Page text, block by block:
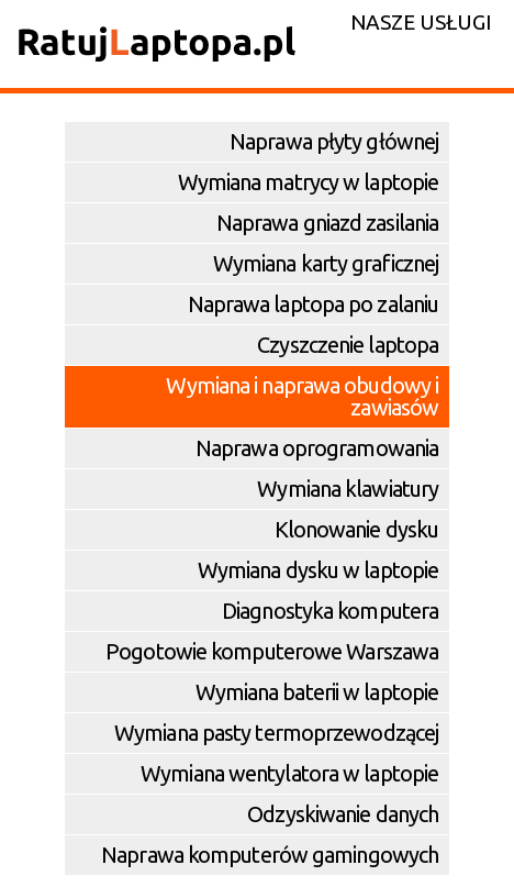
NASZE USŁUGI
Naprawa płyty głównej
Wymiana matrycy w laptopie
Naprawa gniazd zasilania
Wymiana karty graficznej
Naprawa laptopa po zalaniu
Czyszczenie laptopa
Wymiana i naprawa obudowy i
zawiasów
Naprawa oprogramowania
Wymiana klawiatury
Klonowanie dysku
Wymiana dysku w laptopie
Diagnostyka komputera
Pogotowie komputerowe Warszawa
Wymiana baterii w laptopie
Wymiana pasty termoprzewodzącej
Wymiana wentylatora w laptopie
Odzyskiwanie danych
Naprawa komputerów gamingowych